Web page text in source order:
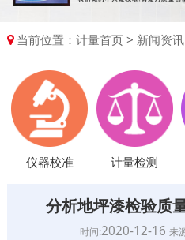
当前位置：计量首页 > 新闻资讯
仪器校准 计量检测
分析地坪漆检验质
时间:2020-12-16 来